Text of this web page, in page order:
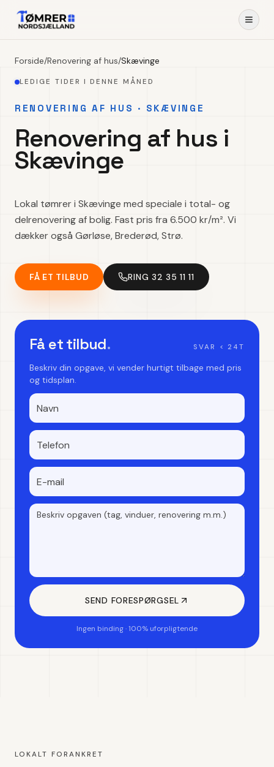
Forside/Renovering af hus/Skævinge
LEDIGE TIDER I DENNE MÅNED
RENOVERING AF HUS · SKÆVINGE
Renovering af hus i
Skævinge
Lokal tømrer i Skævinge med speciale i total- og
delrenovering af bolig. Fast pris fra 6.500 kr/m². Vi
dækker også Gørløse, Brederød, Strø.
FÅ ET TILBUD RING 32 35 11 11
Få et tilbud. SVAR < 24T
Beskriv din opgave, vi vender hurtigt tilbage med pris
og tidsplan.
SEND FORESPØRGSEL
Ingen binding · 100% uforpligtende
LOKALT FORANKRET